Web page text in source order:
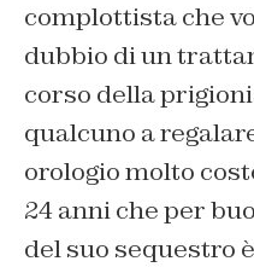
complottista che
dubbio di un
corso della
qualcuno a
orologio molto
24 anni che per
del suo sequestro